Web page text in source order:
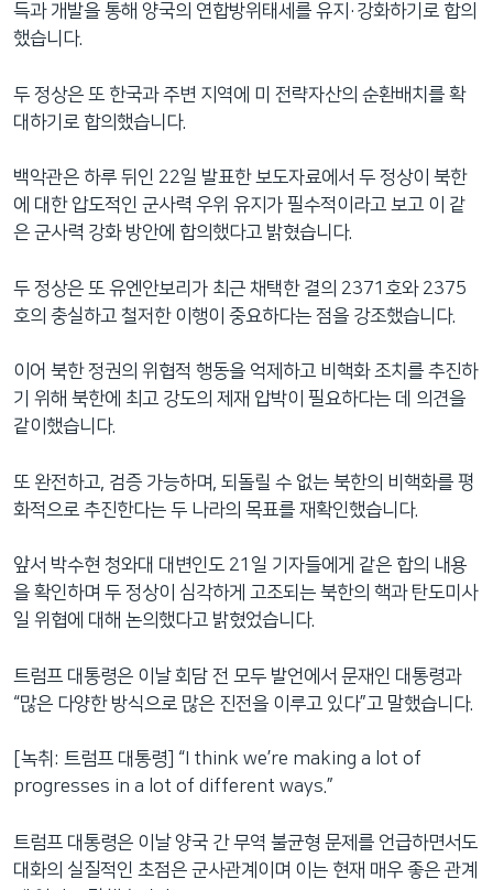
득과 개발을 통해 양국의 연합방위태세를 유지·강화하기로 합의
했습니다.
두 정상은 또 한국과 주변 지역에 미 전략자산의 순환배치를 확
대하기로 합의했습니다.
백악관은 하루 뒤인 22일 발표한 보도자료에서 두 정상이 북한
에 대한 압도적인 군사력 우위 유지가 필수적이라고 보고 이 같
은 군사력 강화 방안에 합의했다고 밝혔습니다.
두 정상은 또 유엔안보리가 최근 채택한 결의 2371호와 2375
호의 충실하고 철저한 이행이 중요하다는 점을 강조했습니다.
이어 북한 정권의 위협적 행동을 억제하고 비핵화 조치를 추진하
기 위해 북한에 최고 강도의 제재 압박이 필요하다는 데 의견을
같이했습니다.
또 완전하고, 검증 가능하며, 되돌릴 수 없는 북한의 비핵화를 평
화적으로 추진한다는 두 나라의 목표를 재확인했습니다.
앞서 박수현 청와대 대변인도 21일 기자들에게 같은 합의 내용
을 확인하며 두 정상이 심각하게 고조되는 북한의 핵과 탄도미사
일 위협에 대해 논의했다고 밝혔었습니다.
트럼프 대통령은 이날 회담 전 모두 발언에서 문재인 대통령과
“많은 다양한 방식으로 많은 진전을 이루고 있다”고 말했습니다.
[녹취: 트럼프 대통령] “I think we’re making a lot of
progresses in a lot of different ways.”
트럼프 대통령은 이날 양국 간 무역 불균형 문제를 언급하면서도
대화의 실질적인 초점은 군사관계이며 이는 현재 매우 좋은 관계